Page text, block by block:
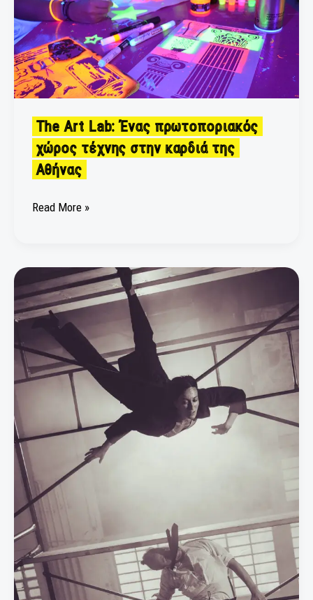
The Art Lab: Ένας πρωτοποριακός
χώρος τέχνης στην καρδιά της
Αθήνας
πρωτοποριακός
χώρος
τέχνης
στην
καρδιά
της
Αθήνας
Read More »
«Μάστερ
και
Μαργαρίτα»